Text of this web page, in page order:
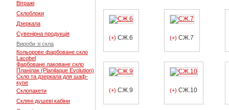
Вітражі
Склоблоки
Дзеркала
Сувенірна продукція
Вироби зі скла
Кольорове фарбоване скло
Lacobel
Фарбоване лаковане скло
Планілак (Planilaque Evolution)
Скло та дзеркала для шаф-
купе
Склопакети
Скляні душеві кабіни
(+) СЖ.6 (+) СЖ.7
(+) СЖ.9 (+) СЖ.10